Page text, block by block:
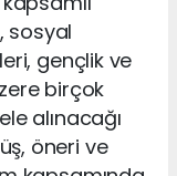
sosyal
gençlik ve
birçok
alınacağı
öneri ve